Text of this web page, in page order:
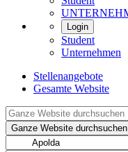
Login
Student
Unternehmen
Stellenangebote
Gesamte Website